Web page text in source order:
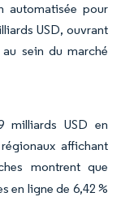
automatisée pour
USD, ouvrant
sein du marché
milliards USD en
affichant
montrent que
en ligne de 6,42 %